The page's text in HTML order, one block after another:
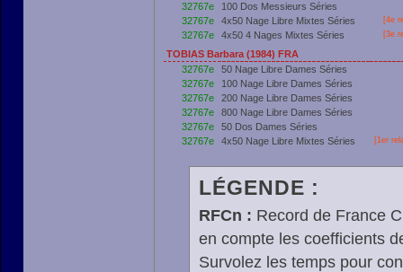
32767e
100 Dos Messieurs Séries
32767e
4x50 Nage Libre Mixtes Séries [4e
32767e 4x50 4 Nages Mixtes Séries [3e
TOBIAS Barbara (1984) FRA
32767e
50 Nage Libre Dames Séries
32767e
100 Nage Libre Dames Séries
32767e
200 Nage Libre Dames Séries
32767e
800 Nage Libre Dames Séries
32767e
50 Dos Dames Séries
32767e
4x50 Nage Libre Mixtes Séries [1er
LÉGENDE :
RFCn : Record de France
en compte les coefficients
Survolez les temps pour